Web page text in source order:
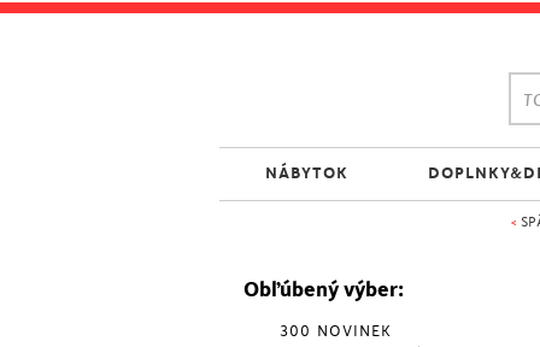
<
Obľúbený výber:
300 NOVINEK
NÁBYTOK